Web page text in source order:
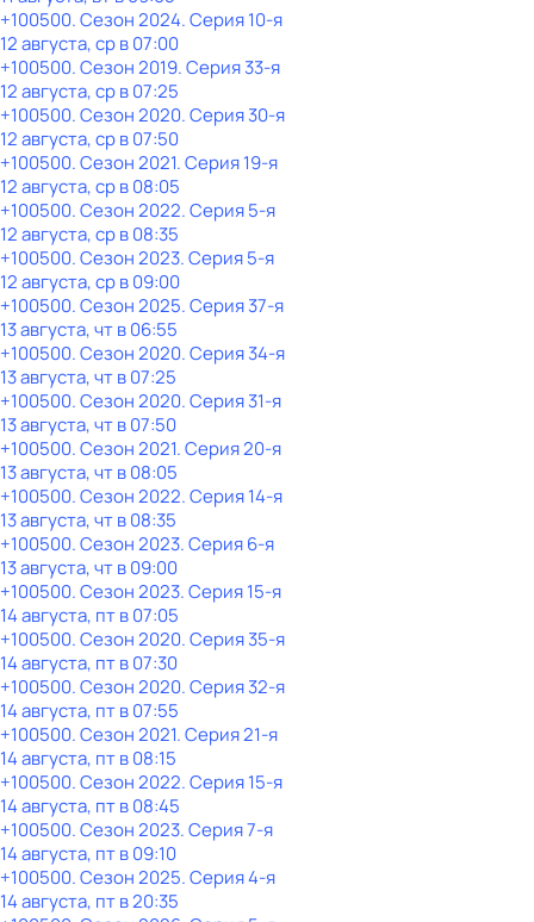
+100500. Сезон 2024. Серия 10-я
12 августа, ср в 07:00
+100500. Сезон 2019. Серия 33-я
12 августа, ср в 07:25
+100500. Сезон 2020. Серия 30-я
12 августа, ср в 07:50
+100500. Сезон 2021. Серия 19-я
12 августа, ср в 08:05
+100500. Сезон 2022. Серия 5-я
12 августа, ср в 08:35
+100500. Сезон 2023. Серия 5-я
12 августа, ср в 09:00
+100500. Сезон 2025. Серия 37-я
13 августа, чт в 06:55
+100500. Сезон 2020. Серия 34-я
13 августа, чт в 07:25
+100500. Сезон 2020. Серия 31-я
13 августа, чт в 07:50
+100500. Сезон 2021. Серия 20-я
13 августа, чт в 08:05
+100500. Сезон 2022. Серия 14-я
13 августа, чт в 08:35
+100500. Сезон 2023. Серия 6-я
13 августа, чт в 09:00
+100500. Сезон 2023. Серия 15-я
14 августа, пт в 07:05
+100500. Сезон 2020. Серия 35-я
14 августа, пт в 07:30
+100500. Сезон 2020. Серия 32-я
14 августа, пт в 07:55
+100500. Сезон 2021. Серия 21-я
14 августа, пт в 08:15
+100500. Сезон 2022. Серия 15-я
14 августа, пт в 08:45
+100500. Сезон 2023. Серия 7-я
14 августа, пт в 09:10
+100500. Сезон 2025. Серия 4-я
14 августа, пт в 20:35